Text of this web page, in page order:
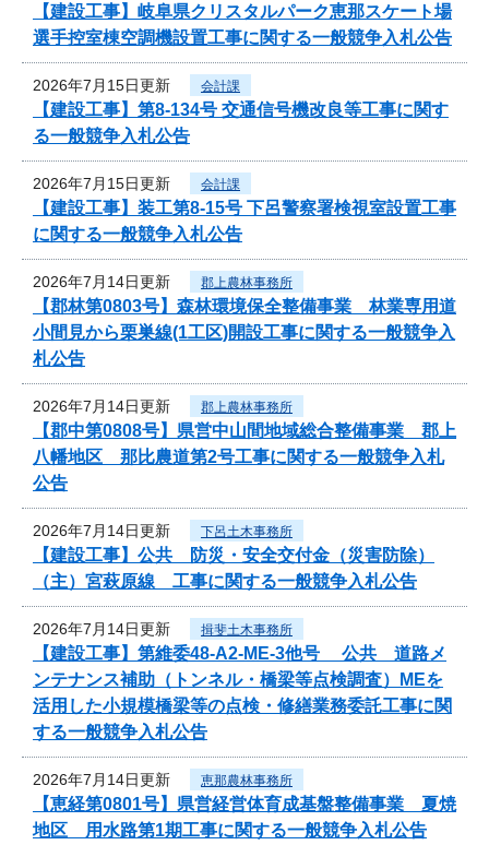
【建設工事】岐阜県クリスタルパーク恵那スケート場
選手控室棟空調機設置工事に関する一般競争入札公告
2026年7月15日更新 会計課
【建設工事】第8-134号 交通信号機改良等工事に関す
る一般競争入札公告
2026年7月15日更新 会計課
【建設工事】装工第8-15号 下呂警察署検視室設置工事
に関する一般競争入札公告
2026年7月14日更新 郡上農林事務所
【郡林第0803号】森林環境保全整備事業 林業専用道
小間見から栗巣線(1工区)開設工事に関する一般競争入
札公告
2026年7月14日更新 郡上農林事務所
【郡中第0808号】県営中山間地域総合整備事業 郡上
八幡地区 那比農道第2号工事に関する一般競争入札
公告
2026年7月14日更新 下呂土木事務所
【建設工事】公共 防災・安全交付金（災害防除）
（主）宮萩原線 工事に関する一般競争入札公告
2026年7月14日更新 揖斐土木事務所
【建設工事】第維委48-A2-ME-3他号 公共 道路メ
ンテナンス補助（トンネル・橋梁等点検調査）MEを
活用した小規模橋梁等の点検・修繕業務委託工事に関
する一般競争入札公告
2026年7月14日更新 恵那農林事務所
【恵経第0801号】県営経営体育成基盤整備事業 夏焼
地区 用水路第1期工事に関する一般競争入札公告